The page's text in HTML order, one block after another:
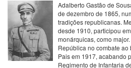
Adalberto Gastão de
de dezembro de 1865,
tradições republicanas.
desde 1910, participou
monárquicas, como
República no combate
Pais em 1917, acabando
Regimento de Infantaria